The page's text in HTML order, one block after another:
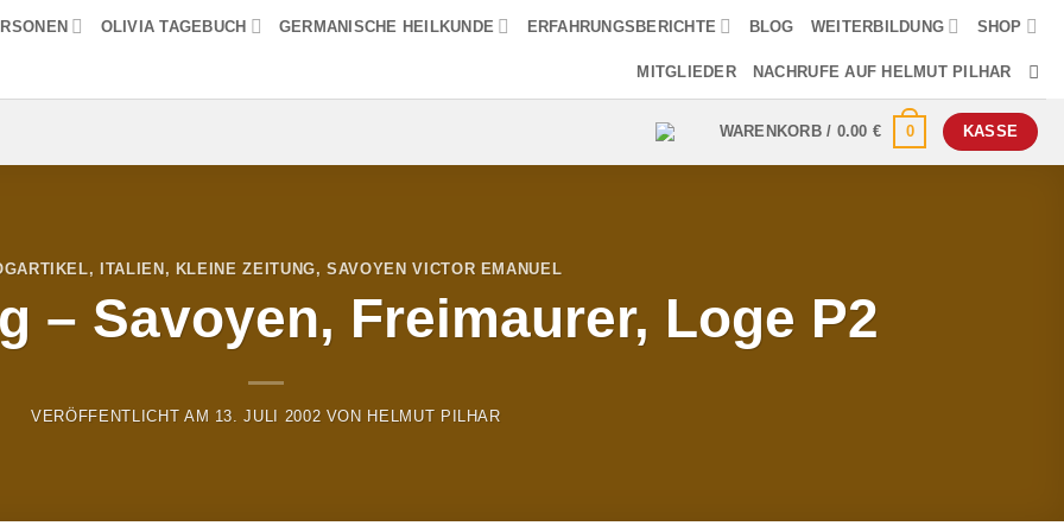
OLIVIA TAGEBUCH GERMANISCHE HEILKUNDE ERFAHRUNGSBERICHTE BLOG WEITERBILDUNG SHOP
MITGLIEDER NACHRUFE AUF HELMUT PILHAR
WARENKORB / 0.00 € 0 KASSE
, ITALIEN , KLEINE ZEITUNG,SAVOYEN VICTOR EMANUEL
– Savoyen, Freimaurer, Loge P2
VERÖFFENTLICHT AM 13. JULI 2002 VON HELMUT PILHAR